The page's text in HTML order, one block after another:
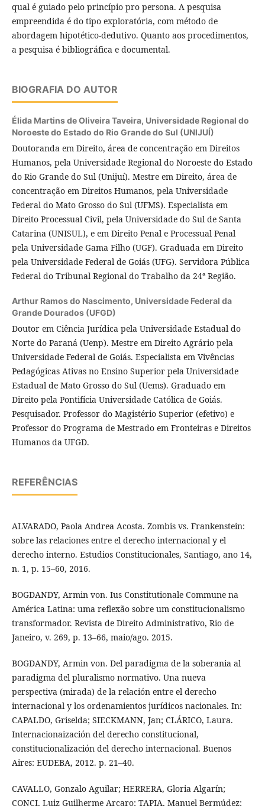
qual é guiado pelo princípio pro persona. A pesquisa
empreendida é do tipo exploratória, com método de
abordagem hipotético-dedutivo. Quanto aos procedimentos,
a pesquisa é bibliográfica e documental.
BIOGRAFIA DO AUTOR
Élida Martins de Oliveira Taveira, Universidade Regional do
Noroeste do Estado do Rio Grande do Sul (UNIJUÍ)
Doutoranda em Direito, área de concentração em Direitos
Humanos, pela Universidade Regional do Noroeste do Estado
do Rio Grande do Sul (Unijuí). Mestre em Direito, área de
concentração em Direitos Humanos, pela Universidade
Federal do Mato Grosso do Sul (UFMS). Especialista em
Direito Processual Civil, pela Universidade do Sul de Santa
Catarina (UNISUL), e em Direito Penal e Processual Penal
pela Universidade Gama Filho (UGF). Graduada em Direito
pela Universidade Federal de Goiás (UFG). Servidora Pública
Federal do Tribunal Regional do Trabalho da 24ª Região.
Arthur Ramos do Nascimento, Universidade Federal da
Grande Dourados (UFGD)
Doutor em Ciência Jurídica pela Universidade Estadual do
Norte do Paraná (Uenp). Mestre em Direito Agrário pela
Universidade Federal de Goiás. Especialista em Vivências
Pedagógicas Ativas no Ensino Superior pela Universidade
Estadual de Mato Grosso do Sul (Uems). Graduado em
Direito pela Pontifícia Universidade Católica de Goiás.
Pesquisador. Professor do Magistério Superior (efetivo) e
Professor do Programa de Mestrado em Fronteiras e Direitos
Humanos da UFGD.
REFERÊNCIAS
ALVARADO, Paola Andrea Acosta. Zombis vs. Frankenstein:
sobre las relaciones entre el derecho internacional y el
derecho interno. Estudios Constitucionales, Santiago, ano 14,
n. 1, p. 15–60, 2016.
BOGDANDY, Armin von. Ius Constitutionale Commune na
América Latina: uma reflexão sobre um constitucionalismo
transformador. Revista de Direito Administrativo, Rio de
Janeiro, v. 269, p. 13–66, maio/ago. 2015.
BOGDANDY, Armin von. Del paradigma de la soberania al
paradigma del pluralismo normativo. Una nueva
perspectiva (mirada) de la relación entre el derecho
internacional y los ordenamientos jurídicos nacionales. In:
CAPALDO, Griselda; SIECKMANN, Jan; CLÁRICO, Laura.
Internacionaización del derecho constitucional,
constitucionalización del derecho internacional. Buenos
Aires: EUDEBA, 2012. p. 21–40.
CAVALLO, Gonzalo Aguilar; HERRERA, Gloria Algarín;
CONCI, Luiz Guilherme Arcaro; TAPIA, Manuel Bermúdez;